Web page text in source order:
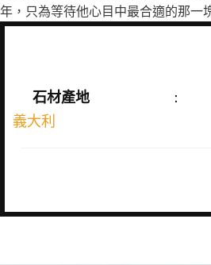
年，只為等待他心目中最合適的那一
石材產地
:
義大利